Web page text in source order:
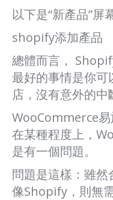
以下是“新產品”屏
shopify添加產品
總體而言，
最好的事情是你可
店，沒有意外的中
WooCommerce易
在某種程度上，
是有一個問題。
問題是這樣：雖
像Shopify，則無